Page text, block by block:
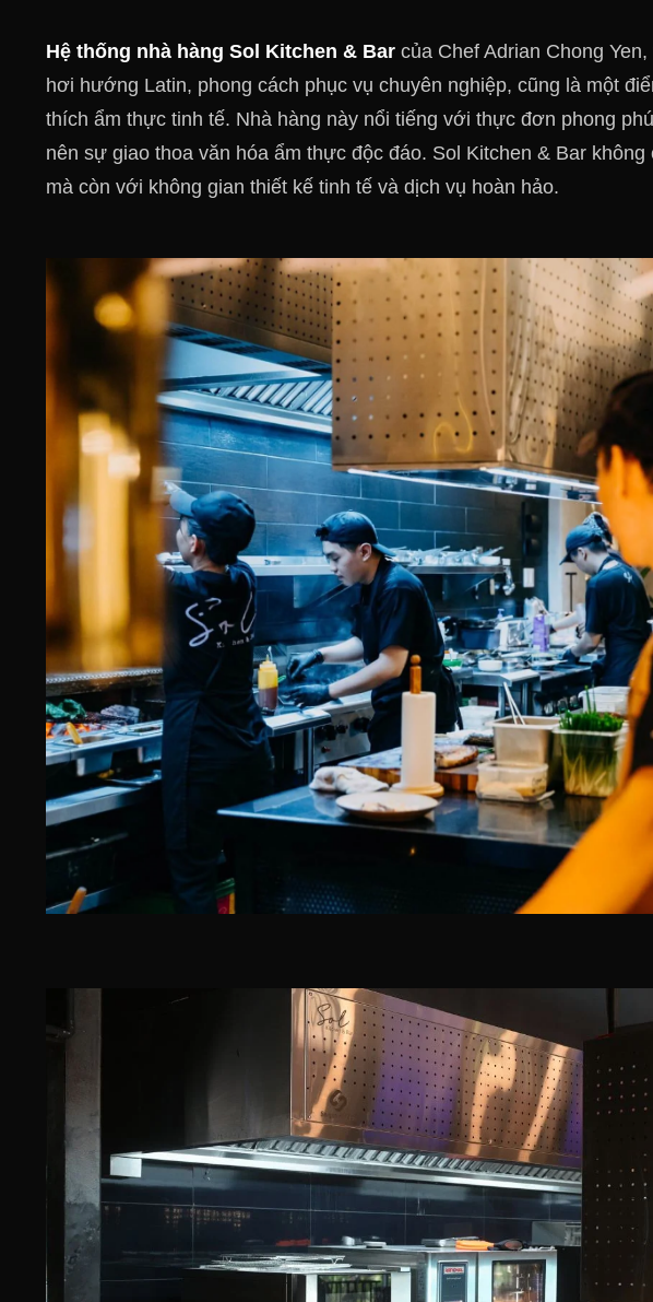
Hệ thống nhà hàng Sol Kitchen & Bar của Chef Adrian Chong
hơi hướng Latin, phong cách phục vụ chuyên nghiệp, cũng là một
thích ẩm thực tinh tế. Nhà hàng này nổi tiếng với thực đơn phong
nên sự giao thoa văn hóa ẩm thực độc đáo. Sol Kitchen & Bar
mà còn với không gian thiết kế tinh tế và dịch vụ hoàn hảo​.